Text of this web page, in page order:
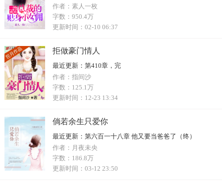
作者： 素人一枚
字数： 950.4万
更新时间： 02-10 06:37
拒做豪门情人
最近更新： 第410章，完
作者： 指间沙
字数： 125.1万
更新时间： 12-23 13:34
倘若余生只爱你
最近更新： 第六百一十八章 他又要当爸爸了（终）
作者： 月夜未央
字数： 186.8万
更新时间： 03-12 23:50